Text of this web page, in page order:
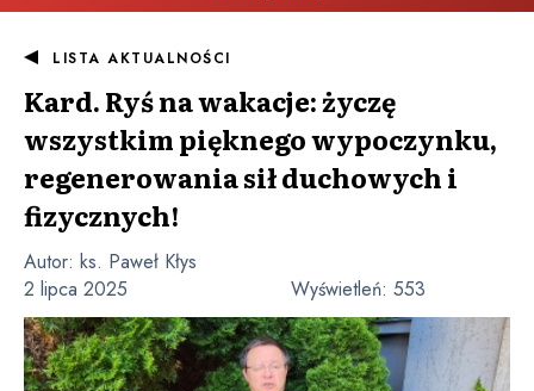
LISTA AKTUALNOŚCI
Kard. Ryś na wakacje: życzę
wszystkim pięknego wypoczynku,
regenerowania sił duchowych i
fizycznych!
Autor: ks. Paweł Kłys
2 lipca 2025
Wyświetleń: 553